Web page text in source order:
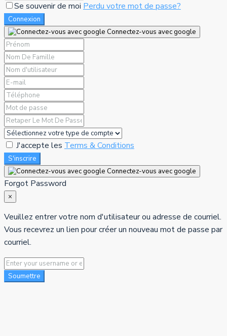
Se souvenir de moi Perdu votre mot de passe?
Connexion
Connectez-vous avec google
J'accepte les Terms & Conditions
S'inscrire
Connectez-vous avec google
Forgot Password
×
Veuillez entrer votre nom d'utilisateur ou adresse de courriel.
Vous recevrez un lien pour créer un nouveau mot de passe par
courriel.
Soumettre